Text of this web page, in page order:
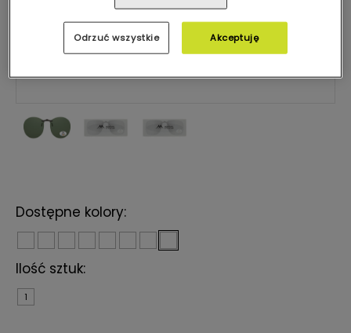
Dostępne kolory:
Ilość sztuk:
1
Odrzuć wszystkie Akceptuję